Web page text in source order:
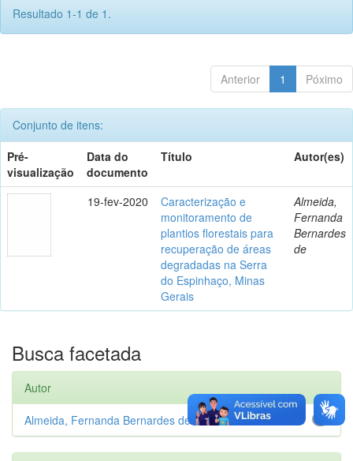
Resultado 1-1 de 1.
Anterior 1 Póximo
Conjunto de itens:
Pré-
visualização
Data do
documento
Título Autor(es)
19-fev-2020
Caracterização e
monitoramento de
plantios florestais para
recuperação de áreas
degradadas na Serra
do Espinhaço, Minas
Gerais
Almeida,
Fernanda
Bernardes
de
Busca facetada
Autor
1
Almeida, Fernanda Bernardes de